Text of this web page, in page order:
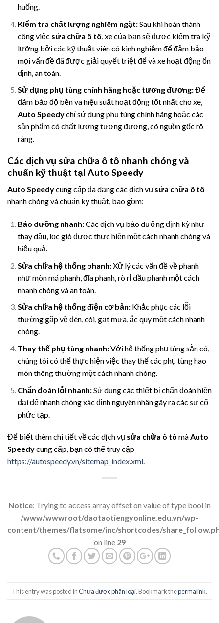
huống.
Kiểm tra chất lượng nghiêm ngặt:Sau khi hoàn thành
công việc sửa chữa ô tô , xe của bạn sẽ được kiểm tra kỹ
lưỡng bởi các kỹ thuật viên có kinh nghiệm để đảm bảo
mọi vấn đề đã được giải quyết triệt để và xe hoạt động ổn
định, an toàn.
Sử dụng phụ tùng chính hãng hoặc tương đương:Để
đảm bảo độ bền và hiệu suất hoạt động tốt nhất cho xe,
Auto Speedychỉ sử dụng phụ tùng chính hãng hoặc các
sản phẩm có chất lượng tương đương, có nguồn gốc rõ
ràng.
Các dịch vụ sửa chữa ô tô nhanh chóng và
chuẩn kỹ thuật tại Auto Speedy
Auto Speedycung cấp đa dạng các dịch vụ sửa chữa ô tô
nhanh chóng và chuẩn kỹ thuật, bao gồm:
Bảo dưỡng nhanh:Các dịch vụ bảo dưỡng định kỳ như
thay dầu, lọc gió được thực hiện một cách nhanh chóng và
hiệu quả.
Sửa chữa hệ thống phanh:Xử lý các vấn đề về phanh
như mòn má phanh, đĩa phanh, rò rỉ dầu phanh một cách
nhanh chóng và an toàn.
Sửa chữa hệ thống điện cơ bản:Khắc phục các lỗi
thường gặp về đèn, còi, gạt mưa, ắc quy một cách nhanh
chóng.
Thay thế phụ tùng nhanh:Với hệ thống phụ tùng sẵn có,
chúng tôi có thể thực hiện việc thay thế các phụ tùng hao
mòn thông thường một cách nhanh chóng.
Chẩn đoán lỗi nhanh:Sử dụng các thiết bị chẩn đoán hiện
đại để nhanh chóng xác định nguyên nhân gây ra các sự cố
phức tạp.
Để biết thêm chi tiết về các dịch vụ sửa chữa ô tô màAuto
Speedycung cấp, bạn có thể truy cập
https://autospeedy.vn/sitemap_index.xml.
Notice: Trying to access array offset on value of type bool in
/www/wwwroot/daotaotiengyonline.edu.vn/wp-
content/themes/flatsome/inc/shortcodes/
on line 29
This entry was posted inChưa được phân loại. Bookmark thepermalink.